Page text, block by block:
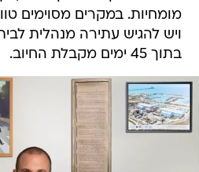
מומחיות. במקרים מסוימים
ויש להגיש עתירה מנהלית
בתוך 45 ימים מקבלת החיוב.